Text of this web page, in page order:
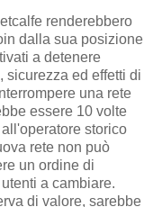
renderebbero
dalla sua posizione
​​a detenere
sicurezza ed effetti di
una rete
essere 10 volte
storico
rete non può
un ordine di
a cambiare.
di valore, sarebbe